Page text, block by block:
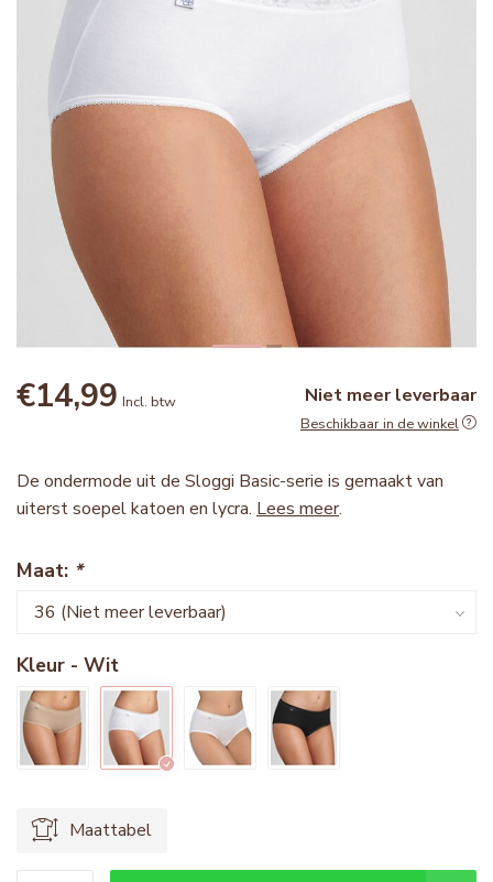
€14,99 Incl. btw Niet meer leverbaar
Beschikbaar in de winkel
De ondermode uit de Sloggi Basic-serie is gemaakt van
uiterst soepel katoen en lycra. Lees meer.
Maat: *
Kleur - Wit
Maattabel